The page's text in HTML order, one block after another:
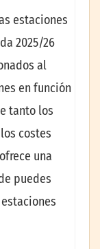
estaciones
2025/26
al
en función
tanto los
costes
una
puedes